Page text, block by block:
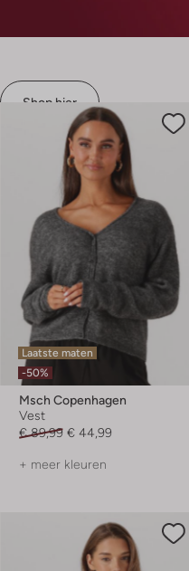
Shop hier
Laatste maten
-50%
Msch Copenhagen
Vest
€ 89,99 € 44,99
+ meer kleuren